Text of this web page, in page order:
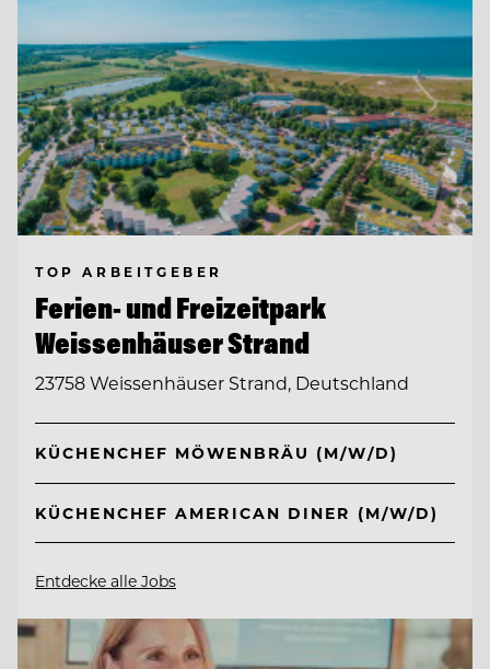
TOP ARBEITGEBER
Ferien- und Freizeitpark
Weissenhäuser Strand
23758 Weissenhäuser Strand, Deutschland
KÜCHENCHEF MÖWENBRÄU (M/W/D)
KÜCHENCHEF AMERICAN DINER (M/W/D)
Entdecke alle Jobs